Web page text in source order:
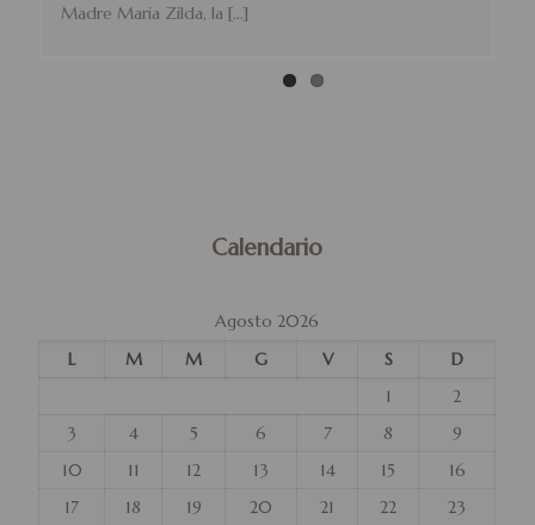
Madre Maria Zilda, la […]
Calendario
Agosto 2026
L
M M G V S
D
1
2
3
4 5 6 7 8
9
10
11 12 13 14 15
16
17
18 19 20 21 22
23